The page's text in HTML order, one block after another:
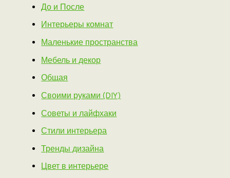
До и После
Интерьеры комнат
Маленькие пространства
Мебель и декор
Общая
Своими руками (DIY)
Советы и лайфхаки
Стили интерьера
Тренды дизайна
Цвет в интерьере